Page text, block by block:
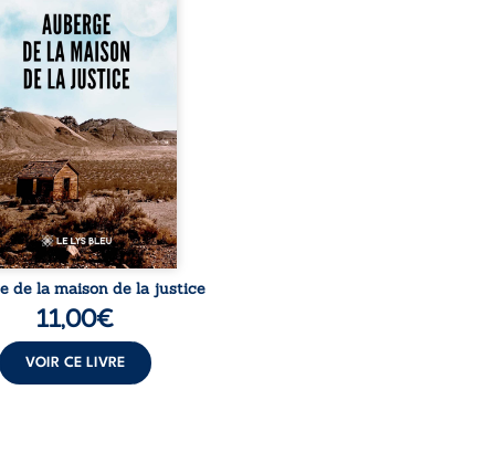
exemplaire de Mbala
Lema Félix.
intègre, fervent
des droits humains
l’indépendance
il voit sa carrière de
quatre ans brutalement
par une révocation
en 2009, plongeant
dans un chaos matériel
et moral. À ...
de la maison de la justice
11,00€
VOIR CE LIVRE